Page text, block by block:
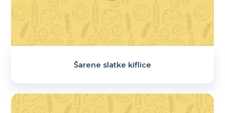
Šarene slatke kiflice